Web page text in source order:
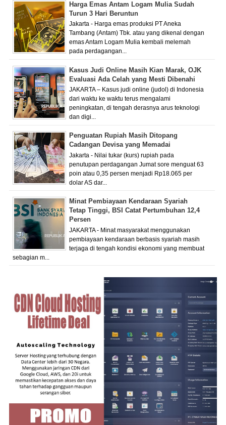
Harga Emas Antam Logam Mulia Sudah
Turun 3 Hari Beruntun
Jakarta - Harga emas produksi PT Aneka
Tambang (Antam) Tbk. atau yang dikenal dengan
emas Antam Logam Mulia kembali melemah
pada perdagangan...
Kasus Judi Online Masih Kian Marak, OJK
Evaluasi Ada Celah yang Mesti Dibenahi
JAKARTA – Kasus judi online (judol) di Indonesia
dari waktu ke waktu terus mengalami
peningkatan, di tengah derasnya arus teknologi
dan digi...
Penguatan Rupiah Masih Ditopang
Cadangan Devisa yang Memadai
Jakarta - Nilai tukar (kurs) rupiah pada
penutupan perdagangan Jumat sore menguat 63
poin atau 0,35 persen menjadi Rp18.065 per
dolar AS dar...
Minat Pembiayaan Kendaraan Syariah
Tetap Tinggi, BSI Catat Pertumbuhan 12,4
Persen
JAKARTA - Minat masyarakat menggunakan
pembiayaan kendaraan berbasis syariah masih
terjaga di tengah kondisi ekonomi yang membuat
sebagian m...